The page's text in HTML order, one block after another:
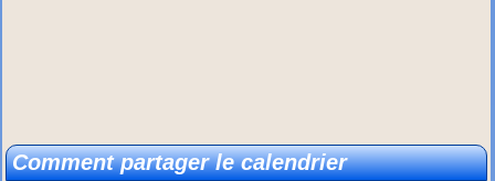
Comment partager le calendrier